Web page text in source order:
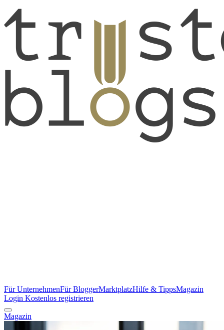
Für UnternehmenFür BloggerMarktplatzHilfe & TippsMagazin
Login Kostenlos registrieren
Magazin